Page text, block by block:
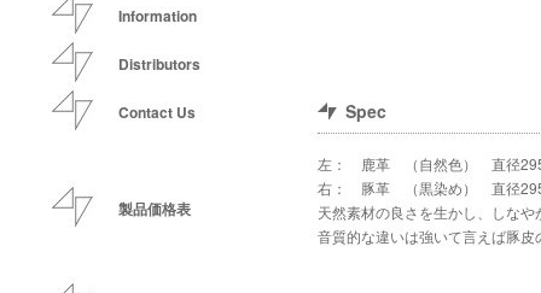
Spec
左： 鹿革 （自然色） 直径
右： 豚革 （黒染め） 直径
天然素材の良さを生かし、しな
音質的な違いは強いて言えば豚
Information
Distributors
Contact Us
製品価格表